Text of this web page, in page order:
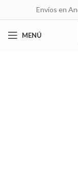
Envíos en
MENÚ